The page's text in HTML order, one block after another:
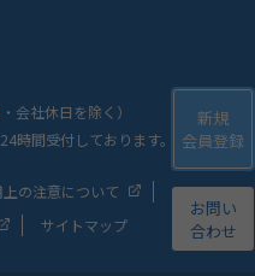
新規
会員登録
お問い
合わせ
会社休日を除く）
24時間受付しております。
上の注意について
サイトマップ